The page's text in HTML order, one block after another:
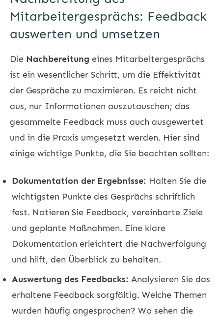
Mitarbeitergesprächs: Feedback
auswerten und umsetzen
Die Nachbereitung eines Mitarbeitergesprächs
ist ein wesentlicher Schritt, um die Effektivität
der Gespräche zu maximieren. Es reicht nicht
aus, nur Informationen auszutauschen; das
gesammelte Feedback muss auch ausgewertet
und in die Praxis umgesetzt werden. Hier sind
einige wichtige Punkte, die Sie beachten sollten:
Dokumentation der Ergebnisse: Halten Sie die
wichtigsten Punkte des Gesprächs schriftlich
fest. Notieren Sie Feedback, vereinbarte Ziele
und geplante Maßnahmen. Eine klare
Dokumentation erleichtert die Nachverfolgung
und hilft, den Überblick zu behalten.
Auswertung des Feedbacks: Analysieren Sie das
erhaltene Feedback sorgfältig. Welche Themen
wurden häufig angesprochen? Wo sehen die